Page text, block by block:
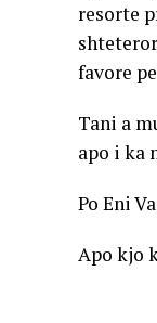
resorte
favore
Tani a
apo i ka
Po Eni
Apo kjo